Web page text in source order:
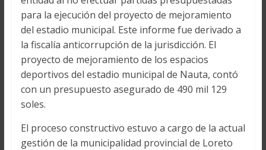
para la ejecución del proyecto de mejoramiento
del estadio municipal. Este informe fue derivado a
la fiscalía anticorrupción de la jurisdicción. El
proyecto de mejoramiento de los espacios
deportivos del estadio municipal de Nauta, contó
con un presupuesto asegurado de 490 mil 129
soles.
El proceso constructivo estuvo a cargo de la actual
gestión de la municipalidad provincial de Loreto